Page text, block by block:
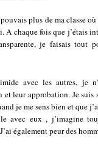
plus de ma classe
A chaque fois que j’étais
je faisais tout
avec les autres, je
et leur approbation. Je suis
je me sens bien et que
avec eux , j’imagine
également peur des